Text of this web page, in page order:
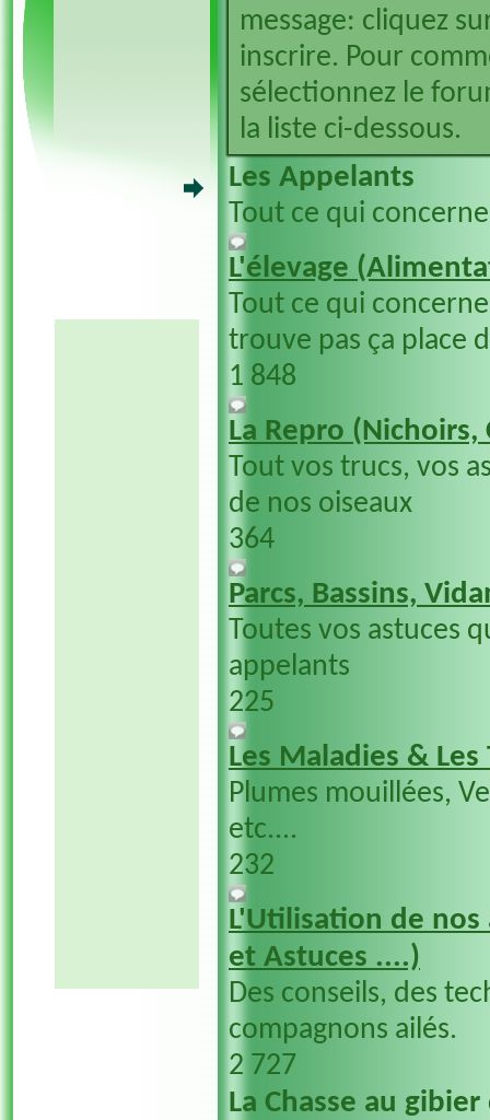
message: cliquez
inscrire. Pour
sélectionnez le
la liste ci-dessous.
Les Appelants
Tout ce qui
L'élevage
Tout ce qui
trouve pas ça place
1 848
La Repro
Tout vos trucs, vos
de nos oiseaux
364
Parcs, Bassins,
Toutes vos astuces
appelants
225
Les Maladies &
Plumes mouillées,
etc....
232
L'Utilisation de nos
et Astuces ....)
Des conseils, des
compagnons ailés.
2 727
La Chasse au